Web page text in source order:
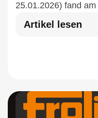
25.01.2026) fand
Leserwahl „Beste
Artikel lesen